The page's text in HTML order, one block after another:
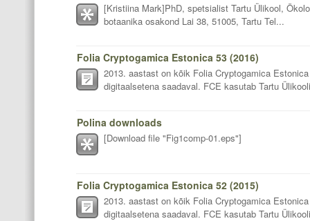
[Kristiina Mark]PhD, spetsialist Tartu Ülikool,
botaanika osakond Lai 38, 51005, Tartu Tel...
Folia Cryptogamica Estonica 53 (2016)
2013. aastast on kõik Folia Cryptogamica
digitaalsetena saadaval. FCE kasutab Tartu
Polina downloads
[Download file "Fig1comp-01.eps"]
Folia Cryptogamica Estonica 52 (2015)
2013. aastast on kõik Folia Cryptogamica
digitaalsetena saadaval. FCE kasutab Tartu